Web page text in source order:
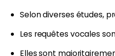
Selon diverses études,
Les requêtes vocales
Elles sont